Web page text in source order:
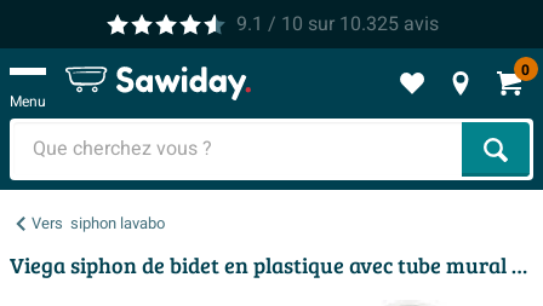
9.1 / 10 sur 10.325avis
Menu
0
Vers siphon lavabo
Viega siphon de bidet en plastique avec tube mural 5/4 avec rosace